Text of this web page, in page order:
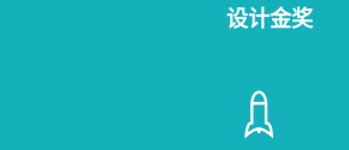
设计金奖